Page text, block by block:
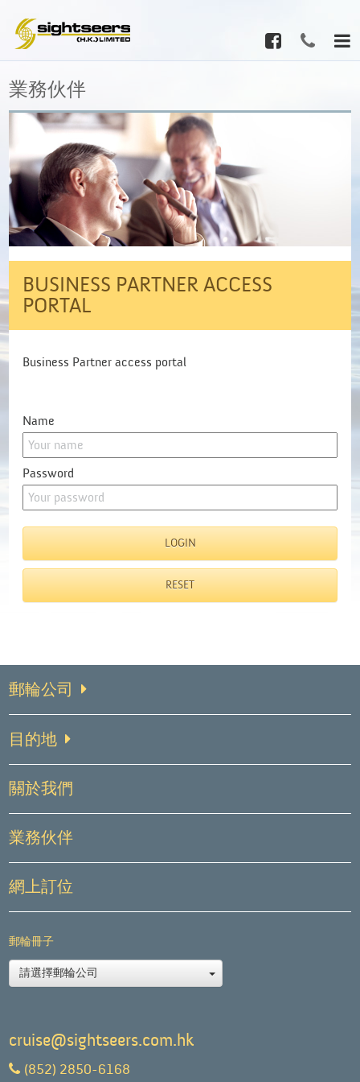
業務伙伴
BUSINESS PARTNER ACCESS
PORTAL
Business Partner access portal
Name
Password
郵輪公司
目的地
關於我們
業務伙伴
網上訂位
郵輪冊子
請選擇郵輪公司
cruise@sightseers.com.hk
(852) 2850-6168